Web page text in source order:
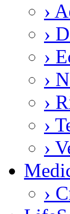
›
›
›
›
›
›
›
›